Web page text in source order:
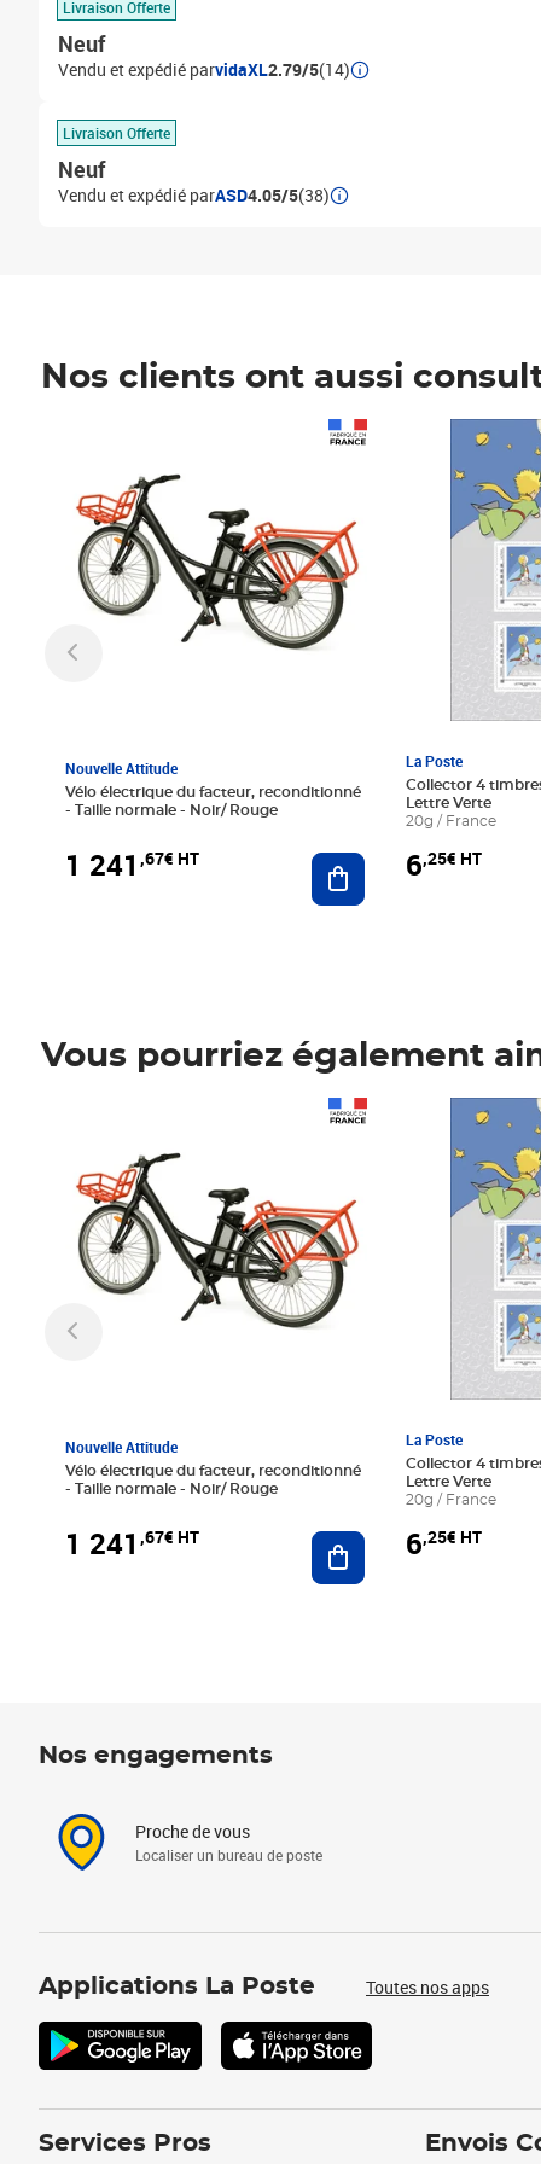
Livraison Offerte
Neuf
Vendu et expédié parvidaXL2.79/5(14)
Livraison Offerte
Neuf
Vendu et expédié parASD4.05/5(38)
Nos clients ont aussi
Nouvelle Attitude
Vélo électrique du facteur, reconditionné
- Taille normale - Noir/ Rouge
1 241 ,67€ HT Ajouter au panier
La Poste
Collector 4
Lettre Verte
20g / France
6,25€ HT
Prix 6,25€ HT
Vous pourriez également
Nouvelle Attitude
Vélo électrique du facteur, reconditionné
- Taille normale - Noir/ Rouge
1 241 ,67€ HT Ajouter au panier
La Poste
Collector 4
Lettre Verte
20g / France
6,25€ HT
Prix 6,25€ HT
Nos engagements
Proche de vous
Localiser un bureau de poste
Applications La Poste Toutes nos apps
Services Pros Envois